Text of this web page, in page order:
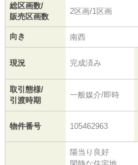
総区画数/
販売区画数
2区画/1区画
向き 南西
現況 完成済み
取引態様/
引渡時期
一般媒介/即時
物件番号 105462963
陽当り良好